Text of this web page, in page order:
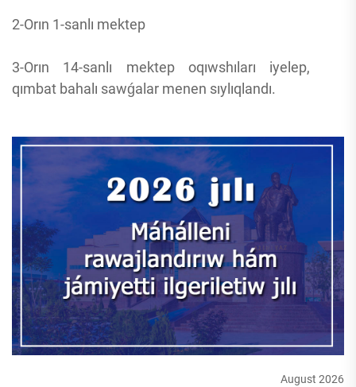
2-Orın 1-sanlı mektep
3-Orın 14-sanlı mektep oqıwshıları iyelep,
qımbat bahalı sawǵalar menen sıylıqlandı.
August 2026